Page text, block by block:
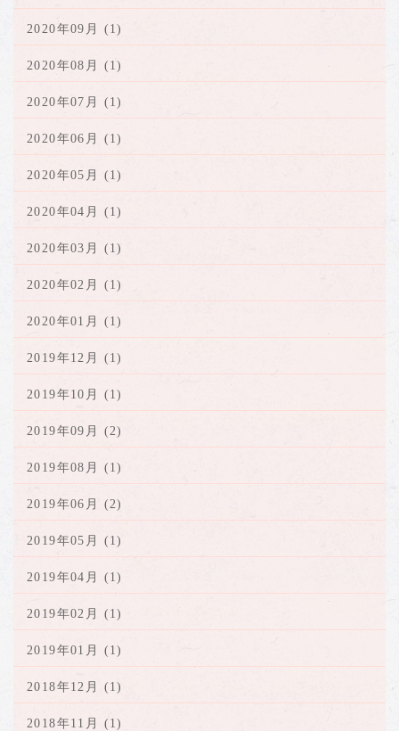
2020年09月 (1)
2020年08月 (1)
2020年07月 (1)
2020年06月 (1)
2020年05月 (1)
2020年04月 (1)
2020年03月 (1)
2020年02月 (1)
2020年01月 (1)
2019年12月 (1)
2019年10月 (1)
2019年09月 (2)
2019年08月 (1)
2019年06月 (2)
2019年05月 (1)
2019年04月 (1)
2019年02月 (1)
2019年01月 (1)
2018年12月 (1)
2018年11月 (1)